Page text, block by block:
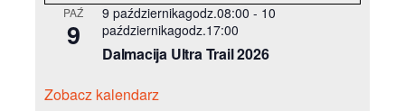
PAŹ
9
9 październikagodz.08:00 - 10
październikagodz.17:00
Dalmacija Ultra Trail 2026
Zobacz kalendarz